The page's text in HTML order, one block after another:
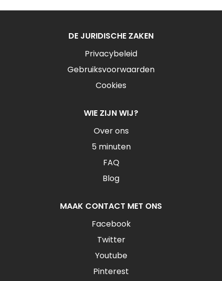
DE JURIDISCHE ZAKEN
Privacybeleid
Gebruiksvoorwaarden
Cookies
WIE ZIJN WIJ?
Over ons
5 minuten
FAQ
Blog
MAAK CONTACT MET ONS
Facebook
Twitter
Youtube
Pinterest